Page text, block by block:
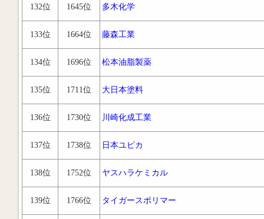
132位 1645位 多木化学
133位 1664位 藤森工業
134位 1696位 松本油脂製薬
135位 1711位 大日本塗料
136位 1730位 川崎化成工業
137位 1738位 日本ユピカ
138位 1752位 ヤスハラケミカル
139位 1766位 タイガースポリマー